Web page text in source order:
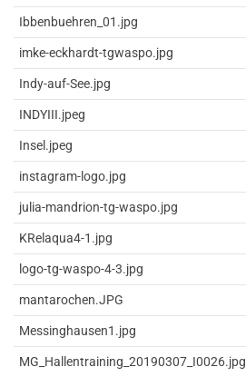
Ibbenbuehren_01.jpg
imke-eckhardt-tgwaspo.jpg
Indy-auf-See.jpg
INDYIII.jpeg
Insel.jpeg
instagram-logo.jpg
julia-mandrion-tg-waspo.jpg
KRelaqua4-1.jpg
logo-tg-waspo-4-3.jpg
mantarochen.JPG
Messinghausen1.jpg
MG_Hallentraining_20190307_I0026.jpg